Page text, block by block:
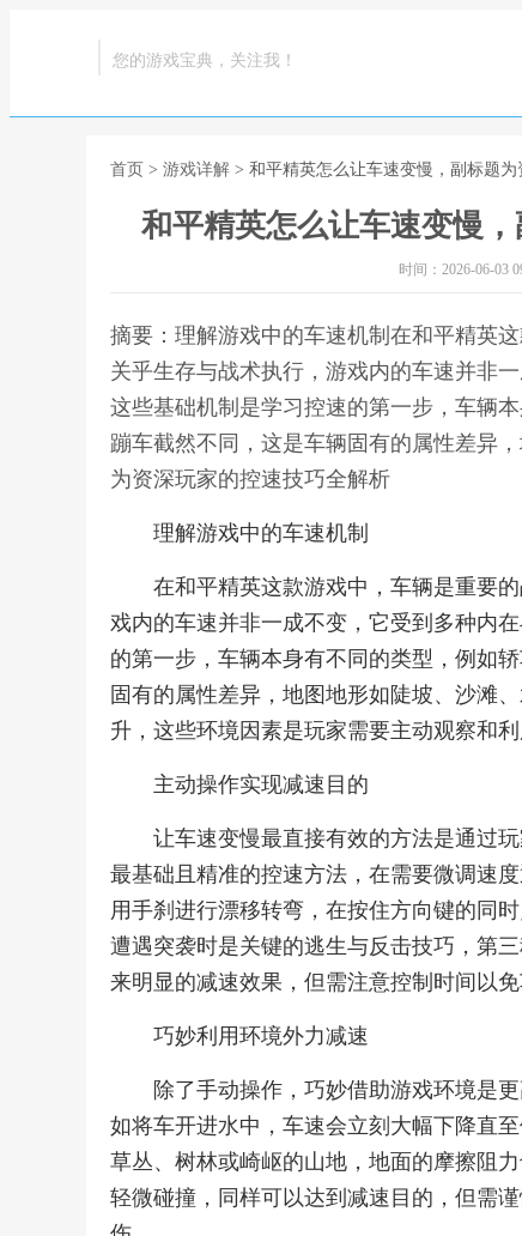
您的游戏宝典，关注我！
首页 > 游戏详解 > 和平精英怎么让车速变慢，副标题
和平精英怎么让车速变慢
时间：2026-06-03
摘要：理解游戏中的车速机制在和平精英
关乎生存与战术执行，游戏内的车速并非
这些基础机制是学习控速的第一步，车辆
蹦车截然不同，这是车辆固有的属性差异
为资深玩家的控速技巧全解析
理解游戏中的车速机制
在和平精英这款游戏中，车辆是重要
戏内的车速并非一成不变，它受到多种内
的第一步，车辆本身有不同的类型，例如
固有的属性差异，地图地形如陡坡、沙滩
升，这些环境因素是玩家需要主动观察和利
主动操作实现减速目的
让车速变慢最直接有效的方法是通过
最基础且精准的控速方法，在需要微调速
用手刹进行漂移转弯，在按住方向键的同
遭遇突袭时是关键的逃生与反击技巧，第
来明显的减速效果，但需注意控制时间以免
巧妙利用环境外力减速
除了手动操作，巧妙借助游戏环境是
如将车开进水中，车速会立刻大幅下降直
草丛、树林或崎岖的山地，地面的摩擦阻
轻微碰撞，同样可以达到减速目的，但需